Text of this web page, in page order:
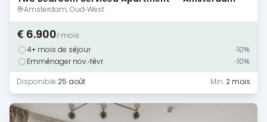
Amsterdam, Oud-West
€ 6.900/ mois
4+ mois de séjour
-10%
Emménager nov.-févr.
-10%
Disponible 25 août Min.2 mois